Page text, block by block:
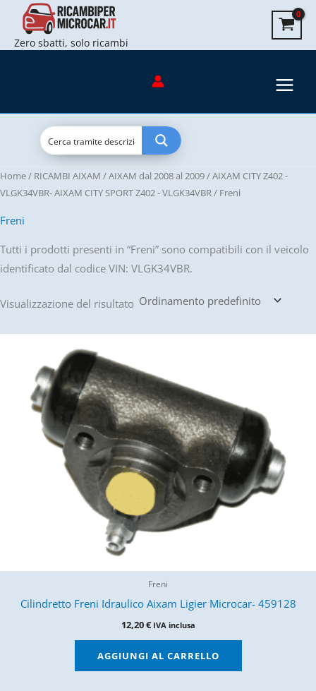
contenuto
Zero sbatti, solo ricambi
Home/ RICAMBI AIXAM /AIXAM dal 2008 al 2009/AIXAM CITY Z402 -
VLGK34VBR- AIXAM CITY SPORT Z402 - VLGK34VBR/ Freni
Freni
Tutti i prodotti presenti in “Freni” sono compatibili con il veicolo
identificato dal codice VIN: VLGK34VBR.
Visualizzazione del risultato
Freni
Cilindretto Freni Idraulico Aixam Ligier Microcar- 459128
12,20€ IVA inclusa
AGGIUNGI AL CARRELLO